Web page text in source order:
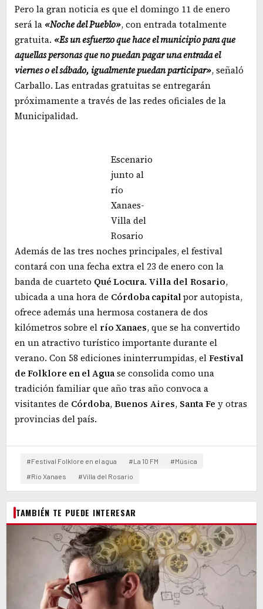
Pero la gran noticia es que el domingo 11 de enero
será la «Noche del Pueblo», con entrada totalmente
gratuita. «Es un esfuerzo que hace el municipio para que
aquellas personas que no puedan pagar una entrada el
viernes o el sábado, igualmente puedan participar», señaló
Carballo. Las entradas gratuitas se entregarán
próximamente a través de las redes oficiales de la
Municipalidad.
Escenario
junto al
río
Xanaes-
Villa del
Rosario
Además de las tres noches principales, el festival
contará con una fecha extra el 23 de enero con la
banda de cuarteto Qué Locura. Villa del Rosario,
ubicada a una hora de Córdoba capitalpor autopista,
ofrece además una hermosa costanera de dos
kilómetros sobre el río Xanaes, que se ha convertido
en un atractivo turístico importante durante el
verano. Con 58 ediciones ininterrumpidas, elFestival
de Folklore en el Aguase consolida como una
tradición familiar que año tras año convoca a
visitantes de Córdoba,Buenos Aires, SantaFe y otras
provincias del país.
#Festival Folklore en el agua #La 10 FM
#Música
#Río Xanaes
#Villa del Rosario
TAMBIÉN TE PUEDE INTERESAR